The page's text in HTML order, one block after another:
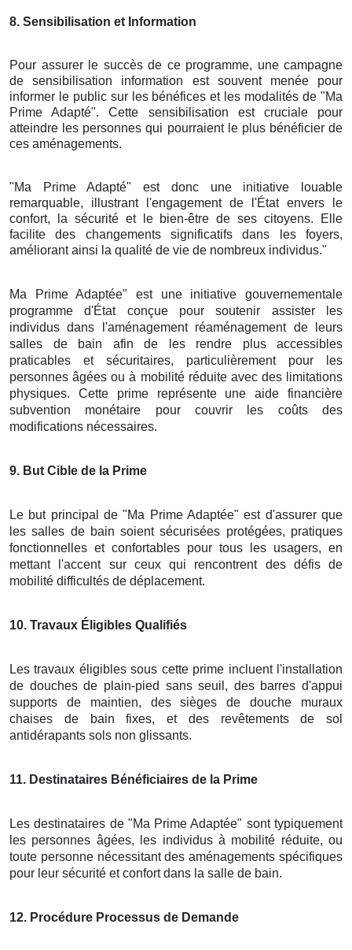
8. Sensibilisation et Information
Pour assurer le succès de ce programme, une campagne
de sensibilisation information est souvent menée pour
informer le public sur les bénéfices et les modalités de "Ma
Prime Adapté". Cette sensibilisation est cruciale pour
atteindre les personnes qui pourraient le plus bénéficier de
ces aménagements.
"Ma Prime Adapté" est donc une initiative louable
remarquable, illustrant l'engagement de l'État envers le
confort, la sécurité et le bien-être de ses citoyens. Elle
facilite des changements significatifs dans les foyers,
améliorant ainsi la qualité de vie de nombreux individus."
Ma Prime Adaptée" est une initiative gouvernementale
programme d'État conçue pour soutenir assister les
individus dans l'aménagement réaménagement de leurs
salles de bain afin de les rendre plus accessibles
praticables et sécuritaires, particulièrement pour les
personnes âgées ou à mobilité réduite avec des limitations
physiques. Cette prime représente une aide financière
subvention monétaire pour couvrir les coûts des
modifications nécessaires.
9. But Cible de la Prime
Le but principal de "Ma Prime Adaptée" est d'assurer que
les salles de bain soient sécurisées protégées, pratiques
fonctionnelles et confortables pour tous les usagers, en
mettant l'accent sur ceux qui rencontrent des défis de
mobilité difficultés de déplacement.
10. Travaux Éligibles Qualifiés
Les travaux éligibles sous cette prime incluent l'installation
de douches de plain-pied sans seuil, des barres d'appui
supports de maintien, des sièges de douche muraux
chaises de bain fixes, et des revêtements de sol
antidérapants sols non glissants.
11. Destinataires Bénéficiaires de la Prime
Les destinataires de "Ma Prime Adaptée" sont typiquement
les personnes âgées, les individus à mobilité réduite, ou
toute personne nécessitant des aménagements spécifiques
pour leur sécurité et confort dans la salle de bain.
12. Procédure Processus de Demande